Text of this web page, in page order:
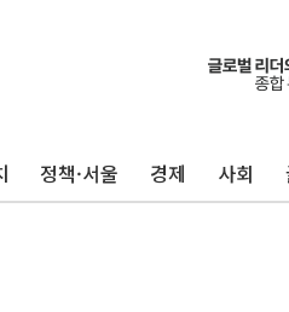
정책·서울 경제 사회